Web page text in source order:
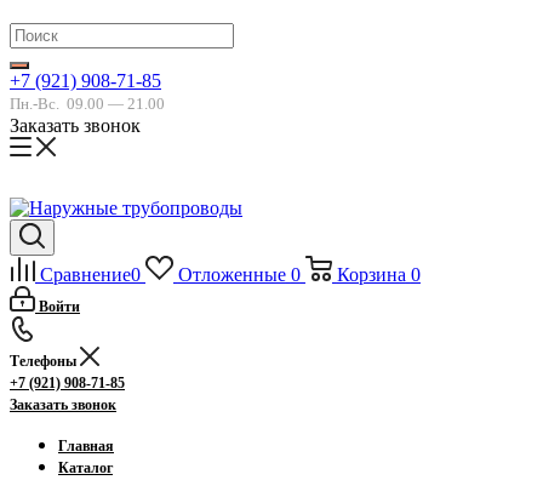
+7 (921) 908-71-85
Пн.-Вс. 09.00 — 21.00
Заказать звонок
Сравнение0 Отложенные 0 Корзина 0
Войти
Телефоны
+7 (921) 908-71-85
Заказать звонок
Главная
Каталог